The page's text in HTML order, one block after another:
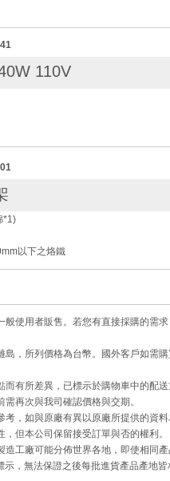
110V
*1)
以下之烙鐵
般使用者販售。若您有直接採購的需
，所列價格為台幣。國外客戶如需
有所差異，已標示於購物車中的配送
再次與我司確認價格與交期。
，如與原廠有異以原廠所提供的資料
但本公司保留接受訂單與否的權利。
工廠可能分佈世界各地，即使相同
，無法保證之後每批進貨產品產地皆